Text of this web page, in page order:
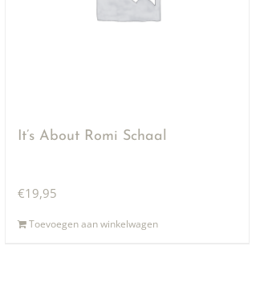
It’s About Romi Schaal
€19,95
Toevoegen aan winkelwagen